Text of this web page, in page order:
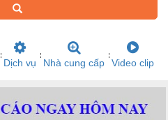
Dịch vụ Nhà cung cấp Video clip